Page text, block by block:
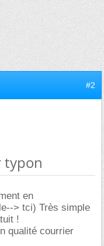
#2
typon
en
> tci) Très simple
!
qualité courrier